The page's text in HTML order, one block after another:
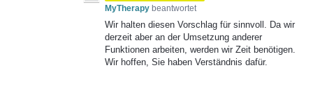
MyTherapy beantwortet
Wir halten diesen Vorschlag für sinnvoll. Da wir
derzeit aber an der Umsetzung anderer
Funktionen arbeiten, werden wir Zeit benötigen.
Wir hoffen, Sie haben Verständnis dafür.